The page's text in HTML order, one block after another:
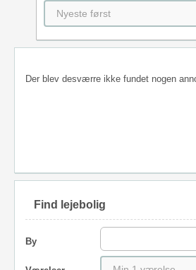
Der blev desværre ikke fundet nogen
Find lejebolig
By